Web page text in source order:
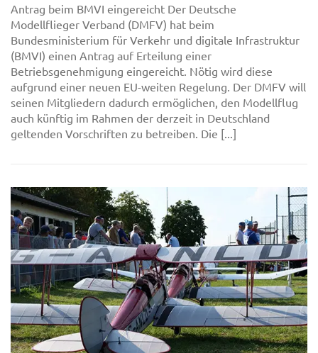
Antrag beim BMVI eingereicht Der Deutsche
Modellflieger Verband (DMFV) hat beim
Bundesministerium für Verkehr und digitale Infrastruktur
(BMVI) einen Antrag auf Erteilung einer
Betriebsgenehmigung eingereicht. Nötig wird diese
aufgrund einer neuen EU-weiten Regelung. Der DMFV will
seinen Mitgliedern dadurch ermöglichen, den Modellflug
auch künftig im Rahmen der derzeit in Deutschland
geltenden Vorschriften zu betreiben. Die [...]